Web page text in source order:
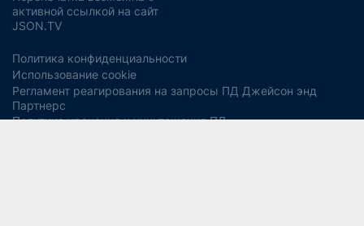
активной ссылкой на сайт
JSON.TV
Политика конфиденциальности
Использование cookie
Регламент реагирования на запросы ПД Джейсон энд
Партнерс
Политика хранения и уничтожения ПД